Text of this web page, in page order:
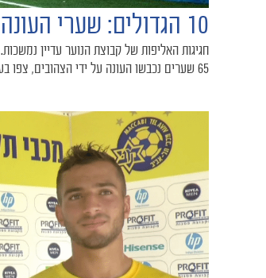
10 הגדולים: שערי העונה של מכבי ׳שחר׳
חגיגות האליפות של קבוצת הנוער עדיין
65 שערים נכבשו העונה על ידי הצהובים, צפו בעשירייה הפותחת